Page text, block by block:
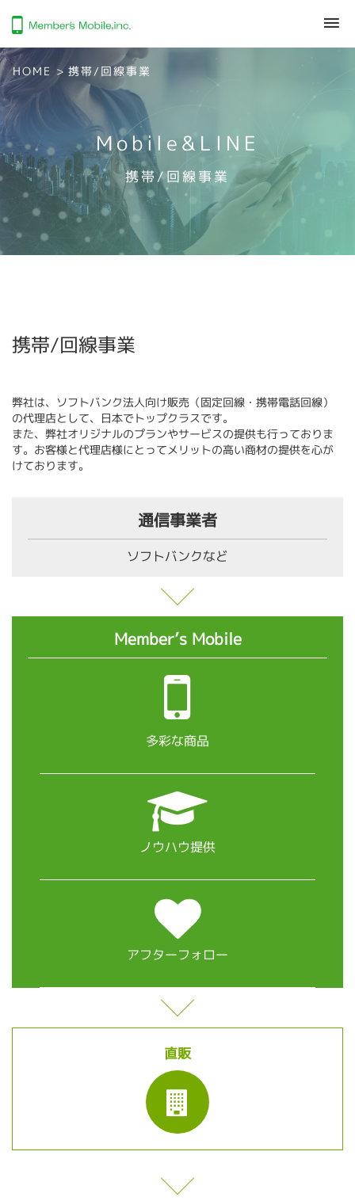
HOME > 携帯/回線事業
Mobile&LINE
携帯/回線事業
携帯/回線事業
弊社は、ソフトバンク法人向け販売（固定回線・携帯電話回線）
の代理店として、日本でトップクラスです。
また、弊社オリジナルのプランやサービスの提供も行っておりま
す。お客様と代理店様にとってメリットの高い商材の提供を心が
けております。
通信事業者
ソフトバンクなど
Member’s Mobile
多彩な商品
ノウハウ提供
アフターフォロー
直販